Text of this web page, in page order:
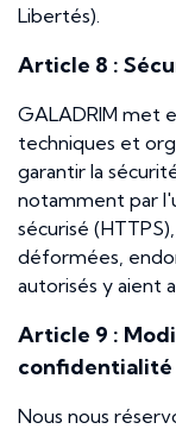
Libertés).
Article 8 :
GALADRIM met
techniques et
garantir la
notamment par
sécurisé
déformées,
autorisés y aient
Article 9 :
confidentialité
Nous nous